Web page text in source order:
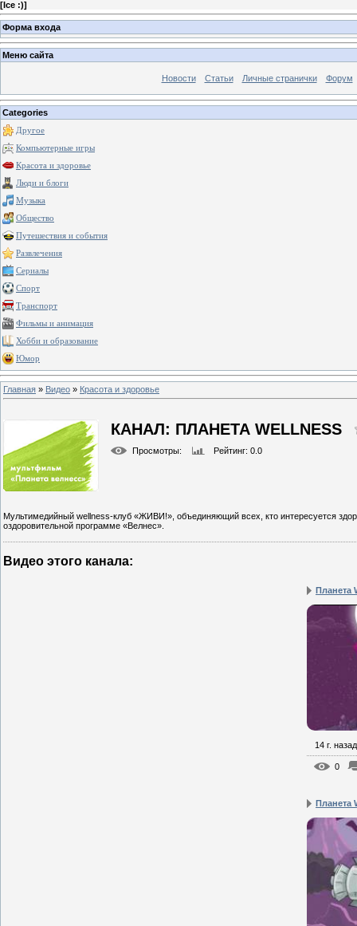
[Ice :)]
Форма входа
Меню сайта
Новости Статьи Личные странички Форум
Categories
Другое
Компьютерные игры
Красота и здоровье
Люди и блоги
Музыка
Общество
Путешествия и события
Развлечения
Сериалы
Спорт
Транспорт
Фильмы и анимация
Хобби и образование
Юмор
Главная » Видео » Красота и здоровье
КАНАЛ: ПЛАНЕТА WELLNESS
Просмотры: Рейтинг: 0.0
Мультимедийный wellness-клуб «ЖИВИ!», объединяющий всех, кто интересуется
оздоровительной программе «Велнес».
Видео этого канала:
Планета
14 г. назад
0
Планета